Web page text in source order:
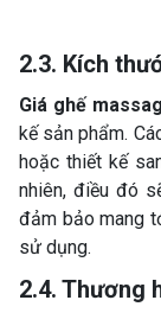
2.3. Kích
Giá ghế
kế sản phẩm.
hoặc thiết kế
nhiên, điều đó
đảm bảo mang
sử dụng.
2.4. Thương